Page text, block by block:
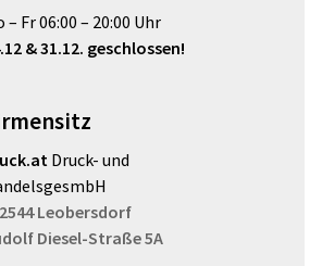
– Fr 06:00 – 20:00 Uhr
& 31.12. geschlossen!
Druck- und
Leobersdorf
Diesel-Straße5A